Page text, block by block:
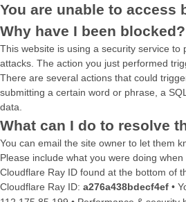
You are unable to access
Why have I been blocked?
This website is using a security service to
attacks. The action you just performed
There are several actions that could
submitting a certain word or phrase, a
data.
What can I do to resolve
You can email the site owner to let them
Please include what you were doing
Cloudflare Ray ID found at the bottom of
Cloudflare Ray ID: a276a438bdecf4ef •